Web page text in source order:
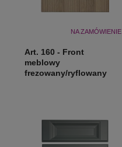
NA ZAMÓWIENIE
Art. 160 - Front
meblowy
frezowany/ryflowany